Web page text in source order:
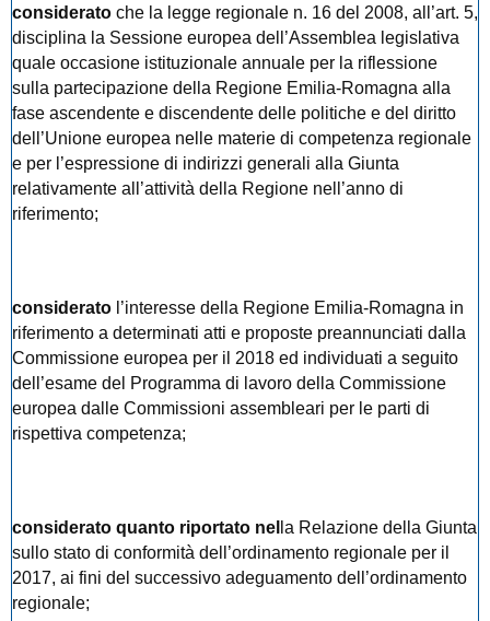
considerato che la legge regionale n. 16 del 2008, all’art. 5,
disciplina la Sessione europea dell’Assemblea legislativa
quale occasione istituzionale annuale per la riflessione
sulla partecipazione della Regione Emilia-Romagna alla
fase ascendente e discendente delle politiche e del diritto
dell’Unione europea nelle materie di competenza regionale
e per l’espressione di indirizzi generali alla Giunta
relativamente all’attività della Regione nell’anno di
riferimento;
considerato l’interesse della Regione Emilia-Romagna in
riferimento a determinati atti e proposte preannunciati dalla
Commissione europea per il 2018 ed individuati a seguito
dell’esame del Programma di lavoro della Commissione
europea dalle Commissioni assembleari per le parti di
rispettiva competenza;
considerato quanto riportato nel la Relazione della Giunta
sullo stato di conformità dell’ordinamento regionale per il
2017, ai fini del successivo adeguamento dell’ordinamento
regionale;